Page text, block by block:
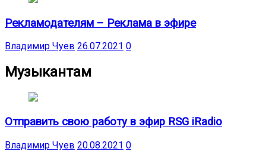
Рекламодателям – Реклама в эфире
Владимир Чуев 26.07.2021 0
Музыкантам
Отправить свою работу в эфир RSG iRadio
Владимир Чуев 20.08.2021 0